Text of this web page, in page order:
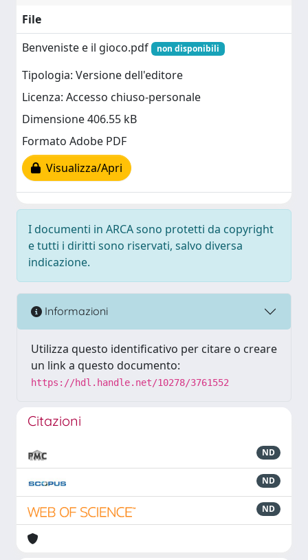
File
Benveniste e il gioco.pdf
non disponibili
Tipologia: Versione dell'editore
Licenza: Accesso chiuso-personale
Dimensione 406.55 kB
Formato Adobe PDF
Visualizza/Apri
I documenti in ARCA sono protetti da copyright
e tutti i diritti sono riservati, salvo diversa
indicazione.
Informazioni
Utilizza questo identificativo per citare o creare
un link a questo documento:
https://hdl.handle.net/10278/3761552
Citazioni
ND
ND
ND